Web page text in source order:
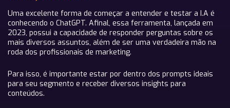
Uma excelente forma de começar a entender e testar a I.A é
conhecendo o ChatGPT. Afinal, essa ferramenta, lançada em
2023, possui a capacidade de responder perguntas sobre os
mais diversos assuntos, além de ser uma verdadeira mão na
roda dos profissionais de marketing.
Para isso, é importante estar por dentro dos prompts ideais
para seu segmento e receber diversos insights para
conteúdos.